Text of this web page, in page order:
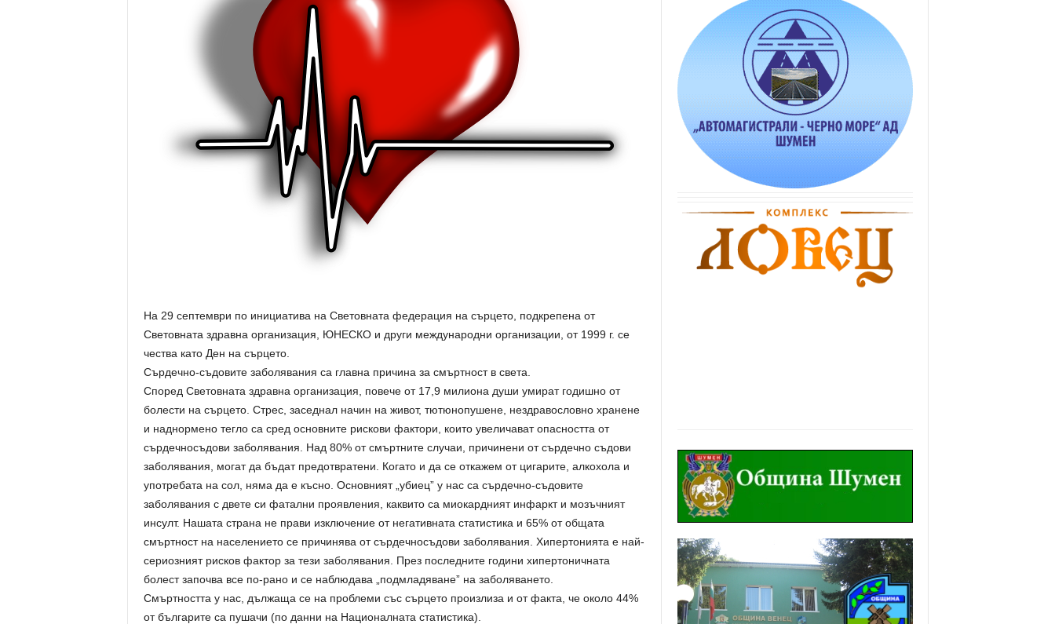
На 29 септември по инициатива на Световната федерация на сърцето, подкрепена от
Световната здравна организация, ЮНЕСКО и други международни организации, от 1999 г. се
чества като Ден на сърцето.
Сърдечно-съдовите заболявания са главна причина за смъртност в света.
Според Световната здравна организация, повече от 17,9 милиона души умират годишно от
болести на сърцето. Стрес, заседнал начин на живот, тютюнопушене, нездравословно хранене
и наднормено тегло са сред основните рискови фактори, които увеличават опасността от
сърдечносъдови заболявания. Над 80% от смъртните случаи, причинени от сърдечно съдови
заболявания, могат да бъдат предотвратени. Когато и да се откажем от цигарите, алкохола и
употребата на сол, няма да е късно. Основният „убиец” у нас са сърдечно-съдовите
заболявания с двете си фатални проявления, каквито са миокардният инфаркт и мозъчният
инсулт. Нашата страна не прави изключение от негативната статистика и 65% от общата
смъртност на населението се причинява от сърдечносъдови заболявания. Хипертонията е най-
сериозният рисков фактор за тези заболявания. През последните години хипертоничната
болест започва все по-рано и се наблюдава „подмладяване” на заболяването.
Смъртността у нас, дължаща се на проблеми със сърцето произлиза и от факта, че около 44%
от българите са пушачи (по данни на Националната статистика).